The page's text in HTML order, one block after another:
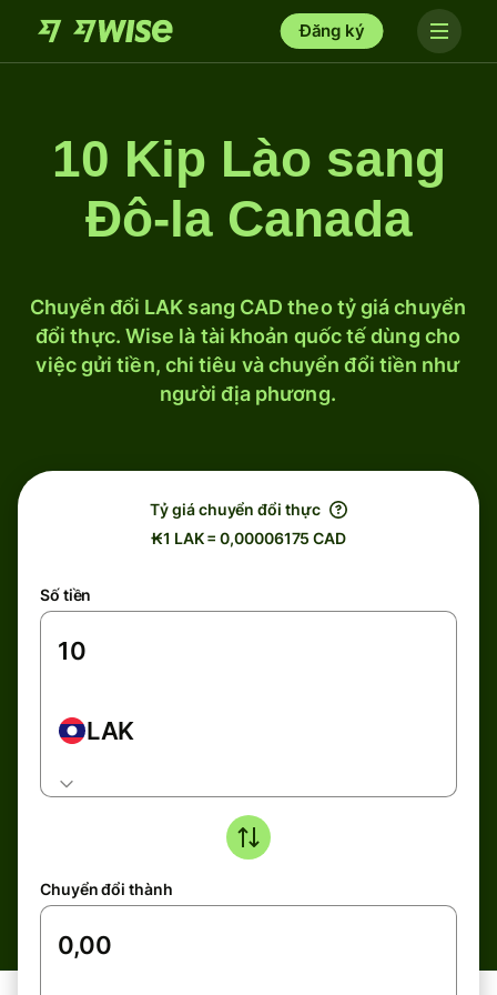
Đăng ký
10 Kip Lào sang
Đô-la Canada
Chuyển đổi LAK sang CAD theo tỷ giá chuyển
đổi thực. Wise là tài khoản quốc tế dùng cho
việc gửi tiền, chi tiêu và chuyển đổi tiền như
người địa phương.
Tỷ giá chuyển đổi thực
₭1 LAK = 0,00006175 CAD
Số tiền
LAK
Chuyển đổi thành